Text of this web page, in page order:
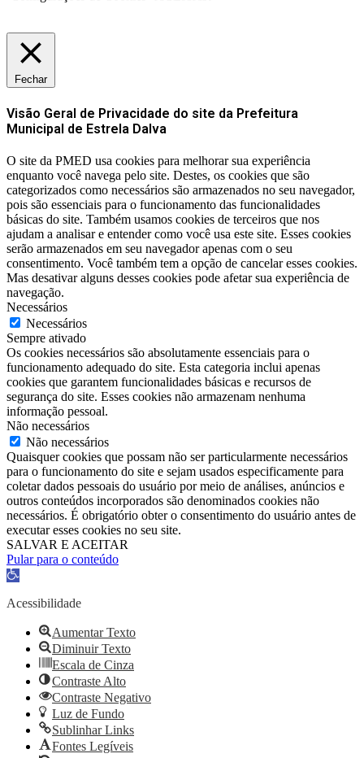
Fechar
Visão Geral de Privacidade do site da Prefeitura
Municipal de Estrela Dalva
O site da PMED usa cookies para melhorar sua experiência
enquanto você navega pelo site. Destes, os cookies que são
categorizados como necessários são armazenados no seu navegador,
pois são essenciais para o funcionamento das funcionalidades
básicas do site. Também usamos cookies de terceiros que nos
ajudam a analisar e entender como você usa este site. Esses cookies
serão armazenados em seu navegador apenas com o seu
consentimento. Você também tem a opção de cancelar esses cookies.
Mas desativar alguns desses cookies pode afetar sua experiência de
navegação.
Necessários
Necessários
Sempre ativado
Os cookies necessários são absolutamente essenciais para o
funcionamento adequado do site. Esta categoria inclui apenas
cookies que garantem funcionalidades básicas e recursos de
segurança do site. Esses cookies não armazenam nenhuma
informação pessoal.
Não necessários
Não necessários
Quaisquer cookies que possam não ser particularmente necessários
para o funcionamento do site e sejam usados ​​especificamente para
coletar dados pessoais do usuário por meio de análises, anúncios e
outros conteúdos incorporados são denominados cookies não
necessários. É obrigatório obter o consentimento do usuário antes de
executar esses cookies no seu site.
SALVAR E ACEITAR
Pular para o conteúdo
Barra
Ferramentas
Acessibilidade
Aumentar Texto
Diminuir Texto
Escala de Cinza
Contraste Alto
Contraste Negativo
Luz de Fundo
Sublinhar Links
Fontes Legíveis